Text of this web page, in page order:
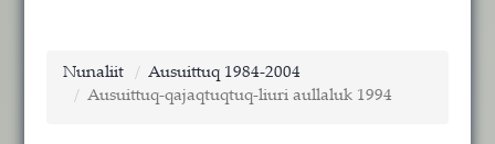
Nunaliit
Ausuittuq 1984-2004
Ausuittuq-qajaqtuqtuq-liuri aullaluk 1994